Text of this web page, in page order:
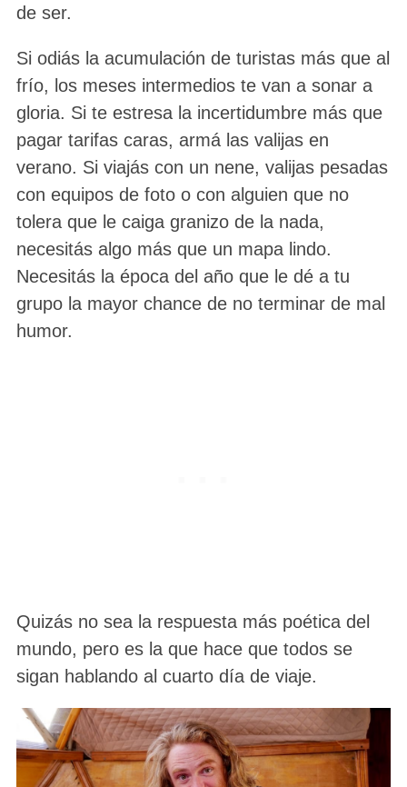
de ser.
Si odiás la acumulación de turistas más que al
frío, los meses intermedios te van a sonar a
gloria. Si te estresa la incertidumbre más que
pagar tarifas caras, armá las valijas en
verano. Si viajás con un nene, valijas pesadas
con equipos de foto o con alguien que no
tolera que le caiga granizo de la nada,
necesitás algo más que un mapa lindo.
Necesitás la época del año que le dé a tu
grupo la mayor chance de no terminar de mal
humor.
Quizás no sea la respuesta más poética del
mundo, pero es la que hace que todos se
sigan hablando al cuarto día de viaje.